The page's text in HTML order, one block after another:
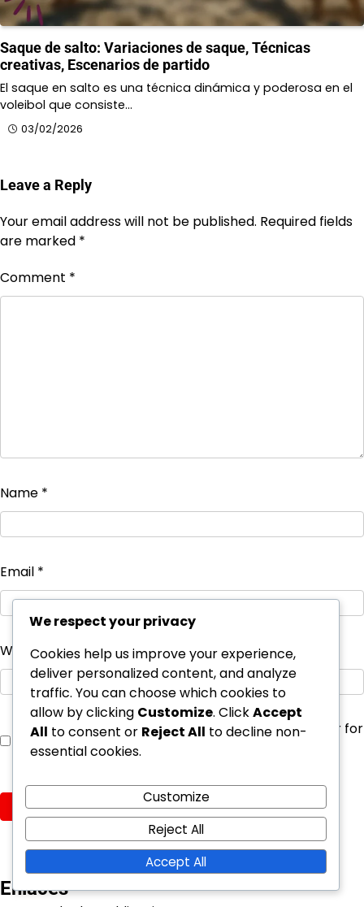
Saque de salto: Variaciones de saque, Técnicas
creativas, Escenarios de partido
El saque en salto es una técnica dinámica y poderosa en el
voleibol que consiste…
03/02/2026
Leave a Reply
Your email address will not be published. Required fields
are marked *
Comment *
Name *
Email *
Website
Save my name, email, and website in this browser for
the next time I comment.
Enlaces
We respect your privacy
Cookies help us improve your experience,
deliver personalized content, and analyze
traffic. You can choose which cookies to
allow by clicking Customize. ClickAccept
All to consent or Reject All to decline non-
essential cookies.
Customize
Reject All
Accept All